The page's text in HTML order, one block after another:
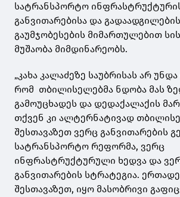
სატრანსპორტო
განვითარებისა და გადაადგილების
გაუმჯობესების მიმართულებით
მუშაობა მიმდინარეობს.
„კახა კალაძეზე საუბრისას არ
რომ თბილისელებმა ნდობა მას
გამოუცხადეს და დედაქალაქის
თქვენ კი ალტერნატივად
შესთავაზეთ ვერც განვითარების
სატრანსპორტო რეფორმა, ვერც
ინფრასტრუქტურული ხედვა და
განვითარების სტრატეგია.
შესთავაზეთ, იყო მასობრივი